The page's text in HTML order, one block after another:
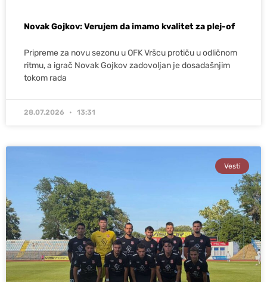
Novak Gojkov: Verujem da imamo kvalitet za plej-of
Pripreme za novu sezonu u OFK Vršcu protiču u odličnom
ritmu, a igrač Novak Gojkov zadovoljan je dosadašnjim
tokom rada
28.07.2026 13:31
Vesti